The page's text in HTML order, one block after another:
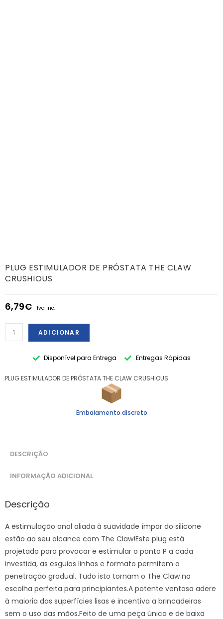
PLUG ESTIMULADOR DE PRÓSTATA THE CLAW
CRUSHIOUS
6,79€ Iva Inc.
ADICIONAR
Disponível para Entrega Entregas Rápidas
PLUG ESTIMULADOR DE PRÓSTATA THE CLAW CRUSHIOUS
Embalamento discreto
DESCRIÇÃO
INFORMAÇÃO ADICIONAL
Descrição
A estimulação anal aliada à suavidade ímpar do silicone
estão ao seu alcance com The Claw!Este plug está
projetado para provocar e estimular o ponto P a cada
investida, as esguias linhas e formato permitem a
penetração gradual. Tudo isto tornam o The Claw na
escolha perfeita para principiantes.A potente ventosa adere
à maioria das superfícies lisas e incentiva a brincadeiras
sem o uso das mãos.Feito de uma peça única e de baixa